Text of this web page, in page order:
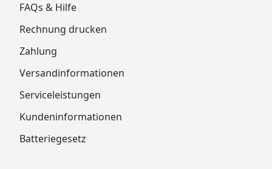
FAQs & Hilfe
Rechnung drucken
Zahlung
Versandinformationen
Serviceleistungen
Kundeninformationen
Batteriegesetz